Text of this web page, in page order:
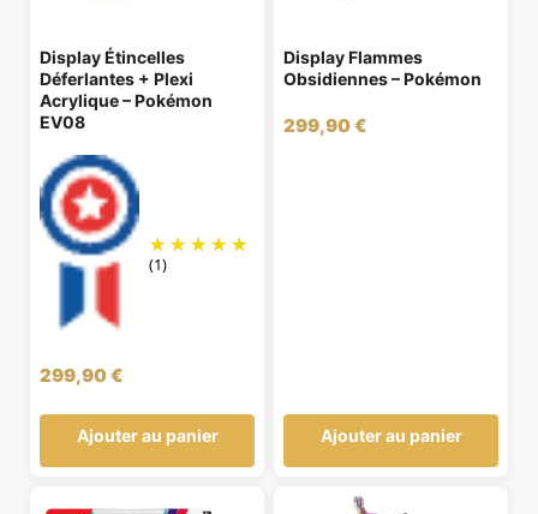
Display Étincelles
Déferlantes + Plexi
Acrylique – Pokémon
EV08
(1)
299,90€
Ajouter au panier
Display Flammes
Obsidiennes – Pokémon
299,90€
Ajouter au panier